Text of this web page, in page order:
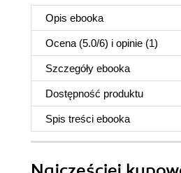
Opis ebooka
Ocena (5.0/6) i opinie (1)
Szczegóły ebooka
Dostępność produktu
Spis treści ebooka